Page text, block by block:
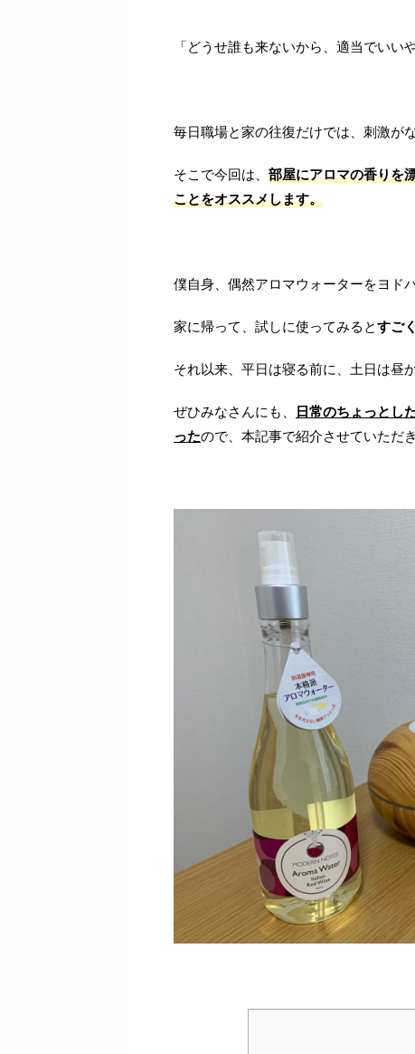
「どうせ誰も来ないから、適当でいい
毎日職場と家の往復だけでは、刺激が
そこで今回は、 部屋にアロマの香りを
ことをオススメします。
僕自身、偶然アロマウォーターをヨド
家に帰って、試しに使ってみるとすご
それ以来、平日は寝る前に、土日は昼
ぜひみなさんにも、
日常のちょっとし
ったので、本記事で紹介させていただき